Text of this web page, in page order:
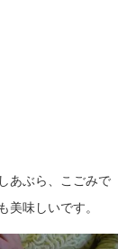
あぶら、こごみで
美味しいです。